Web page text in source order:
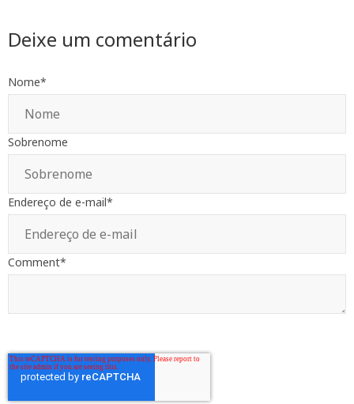
Deixe um comentário
Nome*
Sobrenome
Endereço de e-mail*
Comment*